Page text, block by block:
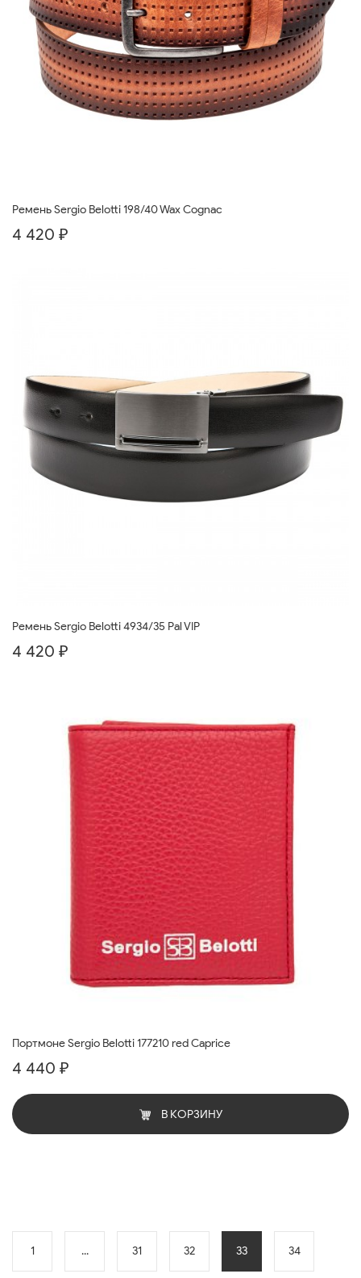
Ремень Sergio Belotti 198/40 Wax Cognac
4 420 ₽
Ремень Sergio Belotti 4934/35 Pal VIP
4 420 ₽
Портмоне Sergio Belotti 177210 red Caprice
4 440 ₽
В КОРЗИНУ
1 ... 31 32 33 34